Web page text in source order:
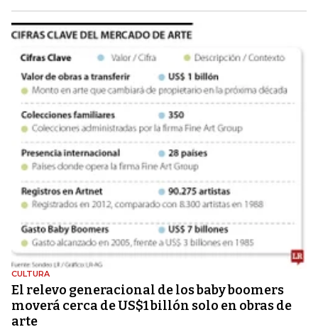
CULTURA
El relevo generacional de los baby boomers
moverá cerca de US$1 billón solo en obras de
arte